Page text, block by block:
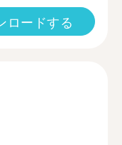
ロードする